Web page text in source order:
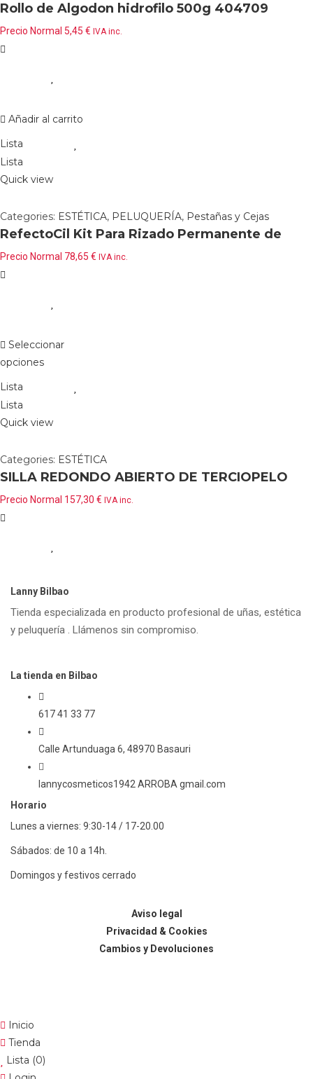
Rollo de Algodon hidrofilo 500g 404709
Precio Normal 5,45 € IVA inc.
Añadir al carrito
Lista
Lista
Quick view
Categories: ESTÉTICA, PELUQUERÍA, Pestañas y Cejas
RefectoCil Kit Para Rizado Permanente de
Pestañas.
Precio Normal 78,65 € IVA inc.
Seleccionar
opciones
Lista
Lista
Quick view
Categories: ESTÉTICA
SILLA REDONDO ABIERTO DE TERCIOPELO
752279
Precio Normal 157,30 € IVA inc.
Lanny Bilbao
Tienda especializada en producto profesional de uñas, estética
y peluquería . Llámenos sin compromiso.
La tienda en Bilbao
617 41 33 77
Calle Artunduaga 6, 48970 Basauri
lannycosmeticos1942 ARROBA gmail.com
Horario
Lunes a viernes: 9:30-14 / 17-20.00
Sábados: de 10 a 14h.
Domingos y festivos cerrado
Aviso legal
Privacidad & Cookies
Cambios y Devoluciones
Inicio
Tienda
Lista (0)